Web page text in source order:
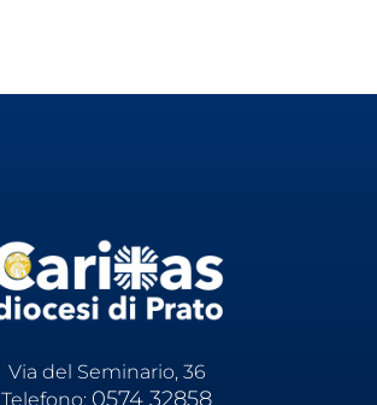
Via del Seminario, 36
Telefono: 0574 32858